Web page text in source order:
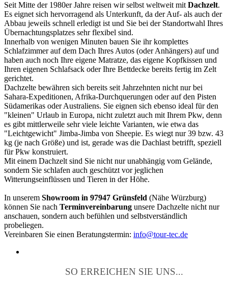
Seit Mitte der 1980er Jahre reisen wir selbst weltweit mit Dachzelt.
Es eignet sich hervorragend als Unterkunft, da der Auf- als auch der
Abbau jeweils schnell erledigt ist und Sie bei der Standortwahl Ihres
Übernachtungsplatzes sehr flexibel sind.
Innerhalb von wenigen Minuten bauen Sie ihr komplettes
Schlafzimmer auf dem Dach Ihres Autos (oder Anhängers) auf und
haben auch noch Ihre eigene Matratze, das eigene Kopfkissen und
Ihren eigenen Schlafsack oder Ihre Bettdecke bereits fertig im Zelt
gerichtet.
Dachzelte bewähren sich bereits seit Jahrzehnten nicht nur bei
Sahara-Expeditionen, Afrika-Durchquerungen oder auf den Pisten
Südamerikas oder Australiens. Sie eignen sich ebenso ideal für den
"kleinen" Urlaub in Europa, nicht zuletzt auch mit Ihrem Pkw, denn
es gibt mittlerweile sehr viele leichte Varianten, wie etwa das
"Leichtgewicht" Jimba-Jimba von Sheepie. Es wiegt nur 39 bzw. 43
kg (je nach Größe) und ist, gerade was die Dachlast betrifft, speziell
für Pkw konstruiert.
Mit einem Dachzelt sind Sie nicht nur unabhängig vom Gelände,
sondern Sie schlafen auch geschützt vor jeglichen
Witterungseinflüssen und Tieren in der Höhe.
In unserem Showroom in 97947 Grünsfeld (Nähe Würzburg)
können Sie nach Terminvereinbarung unsere Dachzelte nicht nur
anschauen, sondern auch befühlen und selbstverständlich
probeliegen.
Vereinbaren Sie einen Beratungstermin: info@tour-tec.de
SO ERREICHEN SIE UNS...